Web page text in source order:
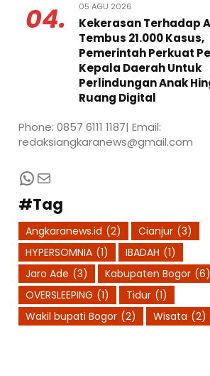
04. 05 AGU 2026
Kekerasan Terhadap
Tembus 21.000 Kasus,
Pemerintah Perkuat
Kepala Daerah Untuk
Perlindungan Anak
Ruang Digital
Phone: 0857 6111 1187| Email:
redaksiangkaranews@gmail.com
WhatsApp
Mail
#Tag
Angkaranews.id (2) Cianjur (3)
HYPERSOMNIA (1) IBADAH (1)
Jaro Ade (3) Kabupaten Bogor (6)
OVERSLEEPING (1) Tidur (1)
Wakil bupati Bogor (2) Wisata (2)